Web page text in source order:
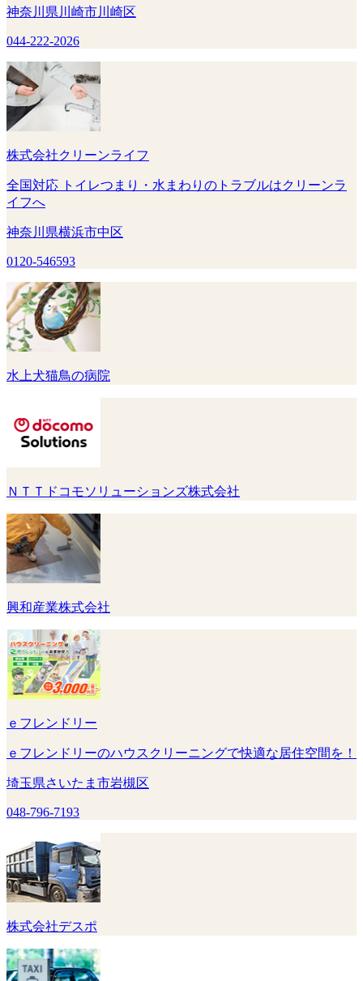
神奈川県川崎市川崎区
044-222-2026
株式会社クリーンライフ
全国対応 トイレつまり・水まわりのトラブルはクリーンラ
イフへ
神奈川県横浜市中区
0120-546593
水上犬猫鳥の病院
ＮＴＴドコモソリューションズ株式会社
興和産業株式会社
ｅフレンドリー
ｅフレンドリーのハウスクリーニングで快適な居住空間を！
埼玉県さいたま市岩槻区
048-796-7193
株式会社デスポ